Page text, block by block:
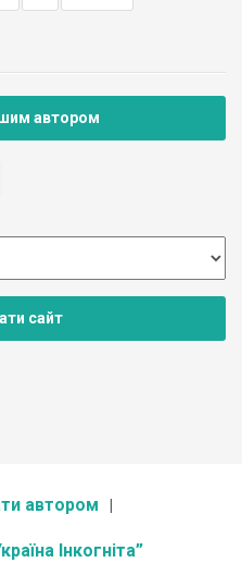
автором
сайт
автором
Інкогніта”